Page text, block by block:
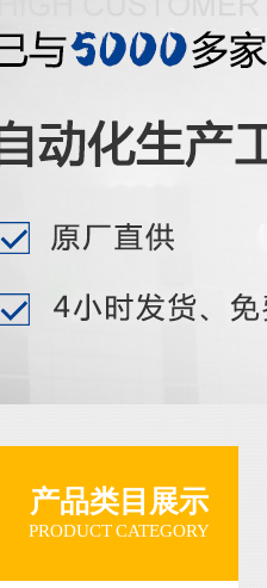
产品类目展示
PRODUCT CATEGORY